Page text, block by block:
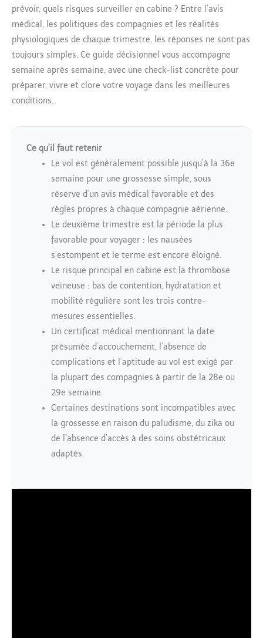
prévoir, quels risques surveiller en cabine ? Entre l’avis
médical, les politiques des compagnies et les réalités
physiologiques de chaque trimestre, les réponses ne sont pas
toujours simples. Ce guide décisionnel vous accompagne
semaine après semaine, avec une check-list concrète pour
préparer, vivre et clore votre voyage dans les meilleures
conditions.
Ce qu’il faut retenir
Le vol est généralement possible jusqu’à la 36e
semaine pour une grossesse simple, sous
réserve d’un avis médical favorable et des
règles propres à chaque compagnie aérienne.
Le deuxième trimestre est la période la plus
favorable pour voyager : les nausées
s’estompent et le terme est encore éloigné.
Le risque principal en cabine est la thrombose
veineuse : bas de contention, hydratation et
mobilité régulière sont les trois contre-
mesures essentielles.
Un certificat médical mentionnant la date
présumée d’accouchement, l’absence de
complications et l’aptitude au vol est exigé par
la plupart des compagnies à partir de la 28e ou
29e semaine.
Certaines destinations sont incompatibles avec
la grossesse en raison du paludisme, du zika ou
de l’absence d’accès à des soins obstétricaux
adaptés.